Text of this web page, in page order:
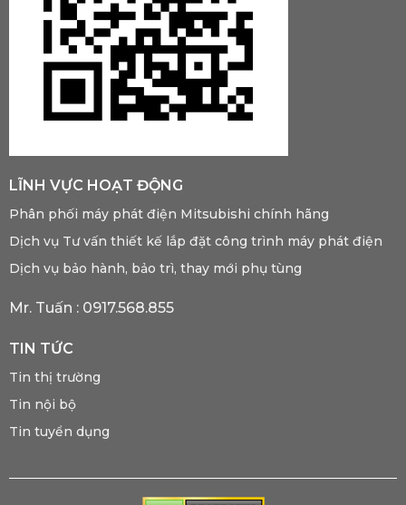
LĨNH VỰC HOẠT ĐỘNG
Phân phối máy phát điện Mitsubishi chính hãng
Dịch vụ Tư vấn thiết kế lắp đặt công trình máy phát điện
Dịch vụ bảo hành, bảo trì, thay mới phụ tùng
Mr. Tuấn : 0917.568.855
TIN TỨC
Tin thị trường
Tin nội bộ
Tin tuyển dụng